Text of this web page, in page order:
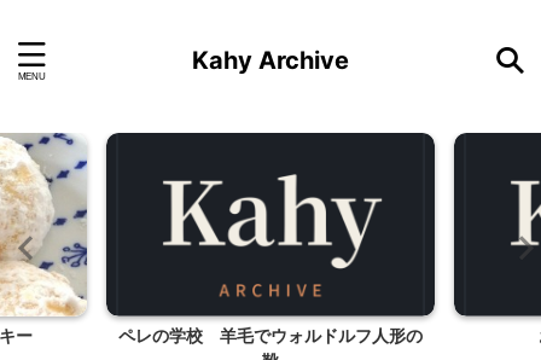
Kahy Archive
ー
ペレの学校 羊毛でウォルドルフ人形の